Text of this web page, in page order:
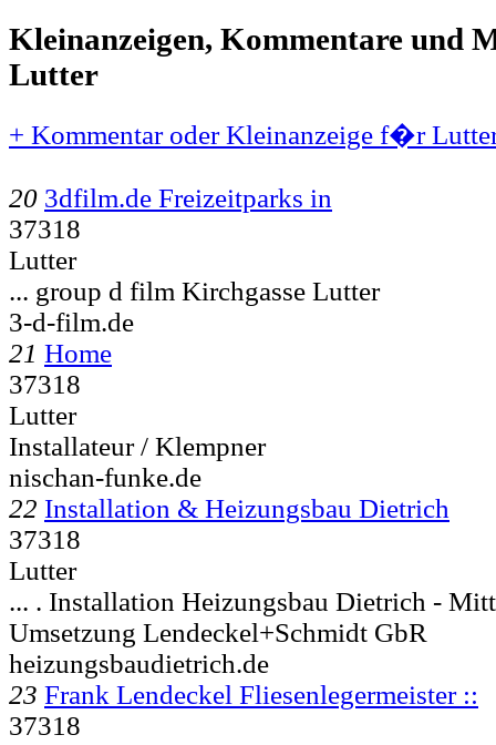
Kleinanzeigen, Kommentare und
Lutter
+ Kommentar oder Kleinanzeige f�r
20 3dfilm.de Freizeitparks in
37318
Lutter
... group d film Kirchgasse Lutter
3-d-film.de
21 Home
37318
Lutter
Installateur / Klempner
nischan-funke.de
22 Installation & Heizungsbau Dietrich
37318
Lutter
... . Installation Heizungsbau Dietrich -
Umsetzung Lendeckel+Schmidt GbR
heizungsbaudietrich.de
23 Frank Lendeckel Fliesenlegermeister ::
37318